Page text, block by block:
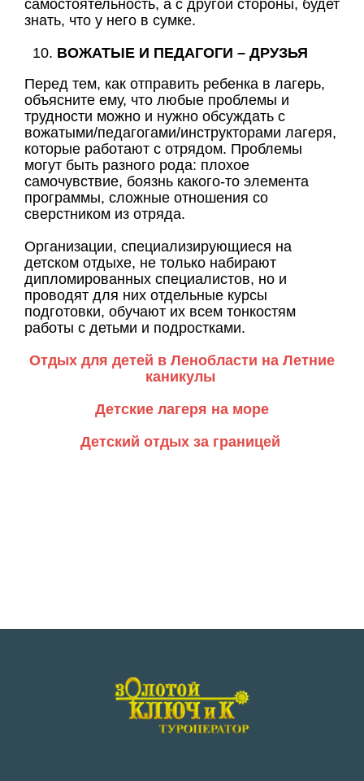
самостоятельность, а с другой стороны, будет
знать, что у него в сумке.
ВОЖАТЫЕ И ПЕДАГОГИ – ДРУЗЬЯ
Перед тем, как отправить ребенка в лагерь,
объясните ему, что любые проблемы и
трудности можно и нужно обсуждать с
вожатыми/педагогами/инструкторами лагеря,
которые работают с отрядом. Проблемы
могут быть разного рода: плохое
самочувствие, боязнь какого-то элемента
программы, сложные отношения со
сверстником из отряда.
Организации, специализирующиеся на
детском отдыхе, не только набирают
дипломированных специалистов, но и
проводят для них отдельные курсы
подготовки, обучают их всем тонкостям
работы с детьми и подростками.
Отдых для детей в Ленобласти на Летние
каникулы
Детские лагеря на море
Детский отдых за границей